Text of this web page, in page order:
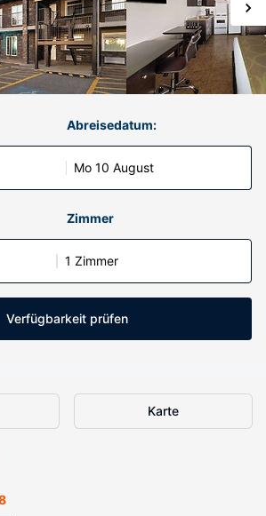
Abreisedatum:
Mo 10 August
Zimmer
1 Zimmer
Verfügbarkeit prüfen
Karte